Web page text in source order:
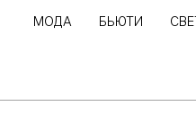
МОДА БЬЮТИ